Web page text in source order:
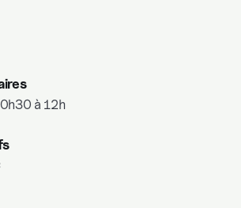
à 12h